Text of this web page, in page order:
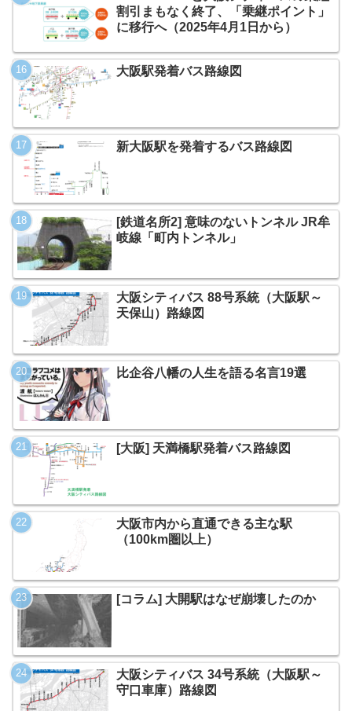
割引まもなく終了、「乗継ポイント」
に移行へ（2025年4月1日から）
大阪駅発着バス路線図
新大阪駅を発着するバス路線図
[鉄道名所2] 意味のないトンネル JR牟
岐線「町内トンネル」
大阪シティバス 88号系統（大阪駅～
天保山）路線図
比企谷八幡の人生を語る名言19選
[大阪] 天満橋駅発着バス路線図
大阪市内から直通できる主な駅
（100km圏以上）
[コラム] 大開駅はなぜ崩壊したのか
大阪シティバス 34号系統（大阪駅～
守口車庫）路線図